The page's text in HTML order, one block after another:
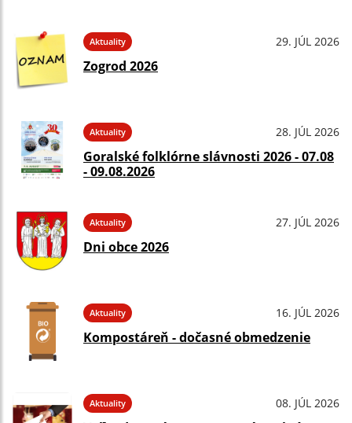
Aktuality 29. JÚL 2026
Zogrod 2026
Aktuality 28. JÚL 2026
Goralské folklórne slávnosti 2026 - 07.08
- 09.08.2026
Aktuality 27. JÚL 2026
Dni obce 2026
Aktuality 16. JÚL 2026
Kompostáreň - dočasné obmedzenie
Aktuality 08. JÚL 2026